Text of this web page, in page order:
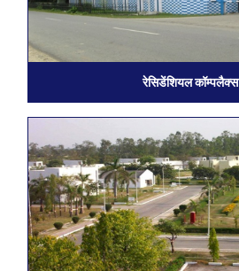
रेसिडेंशियल कॉम्पलैक्स